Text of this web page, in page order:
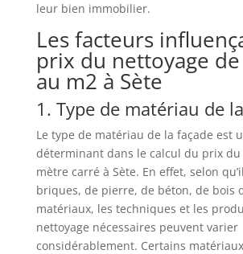
leur bien immobilier.
Les facteurs
prix du nettoyage
au m2 à Sète
1. Type de matériau de
Le type de matériau de la façade est
déterminant dans le calcul du prix du
mètre carré à Sète. En effet, selon
briques, de pierre, de béton, de bois
matériaux, les techniques et les
nettoyage nécessaires peuvent varier
considérablement. Certains